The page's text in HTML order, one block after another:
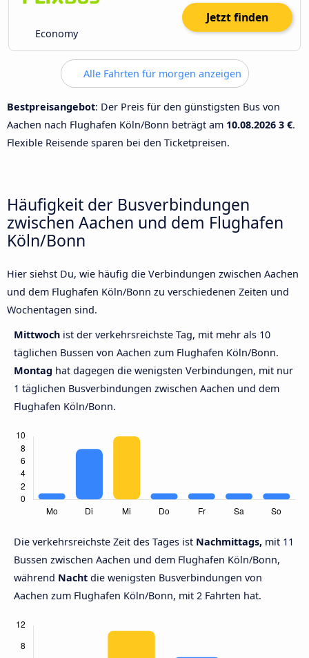
Economy
Jetzt finden
Alle Fahrten für morgen anzeigen
Bestpreisangebot: Der Preis für den günstigsten Bus von
Aachen nach Flughafen Köln/Bonn beträgt am 10.08.2026 3 €.
Flexible Reisende sparen bei den Ticketpreisen.
Häufigkeit der Busverbindungen
zwischen Aachen und dem Flughafen
Köln/Bonn
Hier siehst Du, wie häufig die Verbindungen zwischen Aachen
und dem Flughafen Köln/Bonn zu verschiedenen Zeiten und
Wochentagen sind.
Mittwoch ist der verkehrsreichste Tag, mit mehr als 10
täglichen Bussen von Aachen zum Flughafen Köln/Bonn.
Montag hat dagegen die wenigsten Verbindungen, mit nur
1 täglichen Busverbindungen zwischen Aachen und dem
Flughafen Köln/Bonn.
Die verkehrsreichste Zeit des Tages ist Nachmittags, mit 11
Bussen zwischen Aachen und dem Flughafen Köln/Bonn,
während Nacht die wenigsten Busverbindungen von
Aachen zum Flughafen Köln/Bonn, mit 2 Fahrten hat.